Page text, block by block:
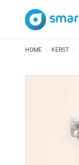
HOME KERST